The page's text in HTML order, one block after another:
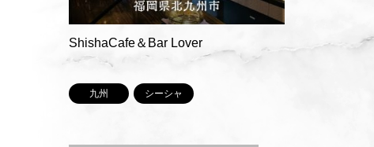
ShishaCafe＆Bar Lover
九州 シーシャ